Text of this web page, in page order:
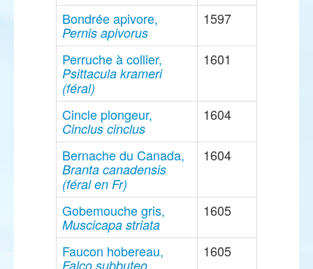
Bondrée apivore,
Pernis apivorus
1597
Perruche à collier,
Psittacula krameri
(féral)
1601
Cincle plongeur,
Cinclus cinclus
1604
Bernache du Canada,
Branta canadensis
(féral en Fr)
1604
Gobemouche gris,
Muscicapa striata
1605
Faucon hobereau,
Falco subbuteo
1605